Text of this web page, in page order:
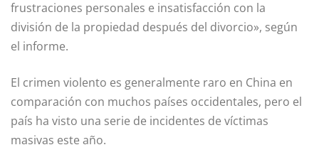
frustraciones personales e insatisfacción con la
división de la propiedad después del divorcio», según
el informe.
El crimen violento es generalmente raro en China en
comparación con muchos países occidentales, pero el
país ha visto una serie de incidentes de víctimas
masivas este año.